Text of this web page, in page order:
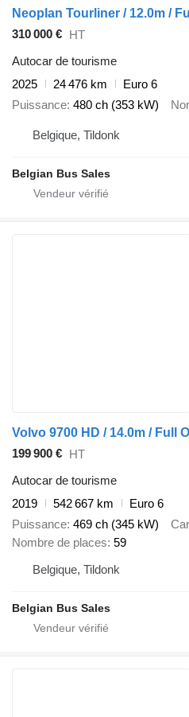
Neoplan Tourliner / 12.0m /
310 000 € HT
Autocar de tourisme
2025
24 476 km
Euro 6
Puissance 480 ch (353 kW)
Belgique, Tildonk
Belgian Bus Sales
Volvo 9700 HD / 14.0m / Full
199 900 € HT
Autocar de tourisme
2019
542 667 km
Euro 6
Puissance 469 ch (345 kW)
Nombre de places 59
Belgique, Tildonk
Belgian Bus Sales